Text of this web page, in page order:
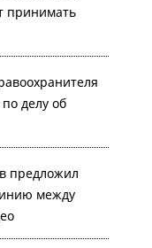
принимать
делу об
предложил
между